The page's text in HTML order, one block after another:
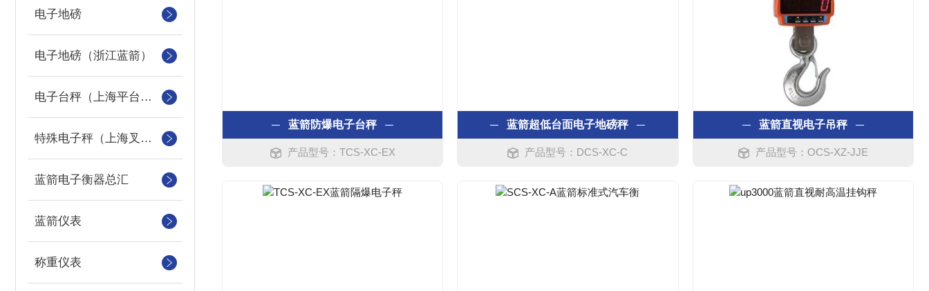
电子地磅
电子地磅（浙江蓝箭）
电子台秤（上海平台称）
特殊电子秤（上海叉车秤）
蓝箭电子衡器总汇
蓝箭仪表
称重仪表
蓝箭防爆电子台秤
产品型号：TCS-XC-EX
蓝箭超低台面电子地磅秤
产品型号：DCS-XC-C
蓝箭直视电子吊秤
产品型号：OCS-XZ-JJE